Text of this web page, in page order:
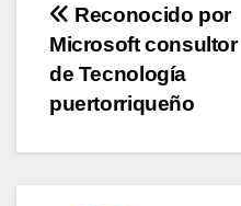
Navegación
de
entradas
Reconocido por
Microsoft consultor
de Tecnología
puertorriqueño